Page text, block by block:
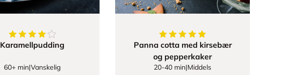
4.2368421052631575
Karamellpudding
60+ min|Vanskelig
5av5stjerner
Panna cotta med kirsebær
og pepperkaker
20-40 min|Middels